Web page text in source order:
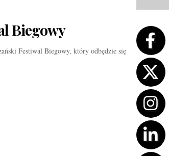
Biegowy
Festiwal Biegowy, który odbędzie się